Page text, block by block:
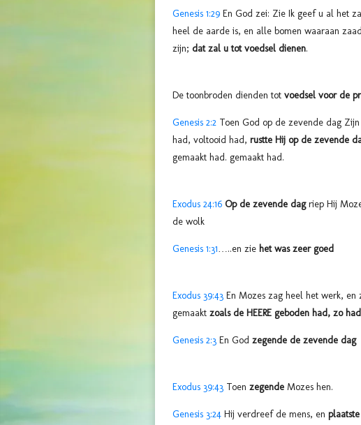
Genesis 1:29 En God zei: Zie Ik geef u al het
heel de aarde is, en alle bomen waaraan
zijn; dat zal u tot voedsel dienen.
De toonbroden dienden tot voedsel voor de
Genesis 2:2 Toen God op de zevende dag
had, voltooid had, rustte Hij op de zevende
gemaakt had. gemaakt had.
Exodus 24:16 Op de zevende dagriep Hij
de wolk
Genesis 1:31…..en zie het was zeer goed
Exodus 39:43 En Mozes zag heel het werk,
gemaakt zoals de HEERE geboden had, zo
Genesis 2:3 En God zegende de zevende dag
Exodus 39:43 Toen zegende Mozes hen.
Genesis 3:24 Hij verdreef de mens, en